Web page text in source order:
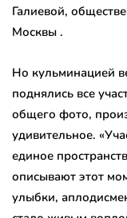
Галиевой,
Москвы .
Но кульминацией
поднялись все
общего фото,
удивительное.
единое
описывают этот
улыбки,